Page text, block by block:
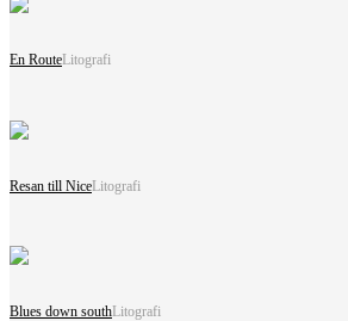
En Route Litografi
Resan till NiceLitografi
Blues down south Litografi